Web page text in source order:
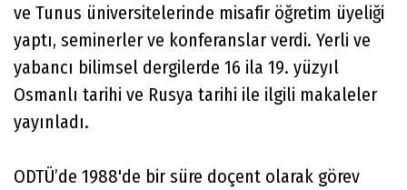
ve Tunus üniversitelerinde misafir öğretim üyeliği
yaptı, seminerler ve konferanslar verdi. Yerli ve
yabancı bilimsel dergilerde 16 ila 19. yüzyıl
Osmanlı tarihi ve Rusya tarihi ile ilgili makaleler
yayınladı.
ODTÜ’de 1988'de bir süre doçent olarak görev